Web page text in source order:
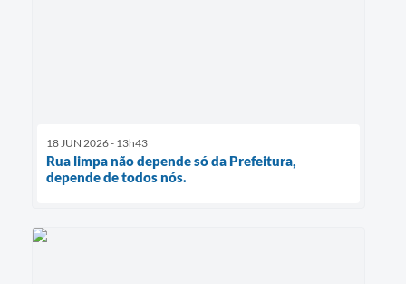
18 JUN 2026 - 13h43
Rua limpa não depende só da Prefeitura,
depende de todos nós.